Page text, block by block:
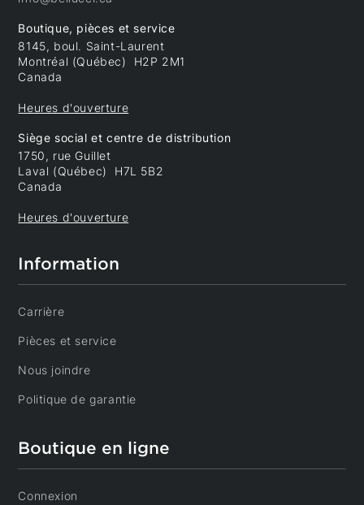
Boutique, pièces et service
8145, boul. Saint-Laurent
Montréal (Québec) H2P 2M1
Canada
Heures d'ouverture
Siège social et centre de distribution
1750, rue Guillet
Laval (Québec) H7L 5B2
Canada
Heures d'ouverture
Information
Carrière
Pièces et service
Nous joindre
Politique de garantie
Boutique en ligne
Connexion